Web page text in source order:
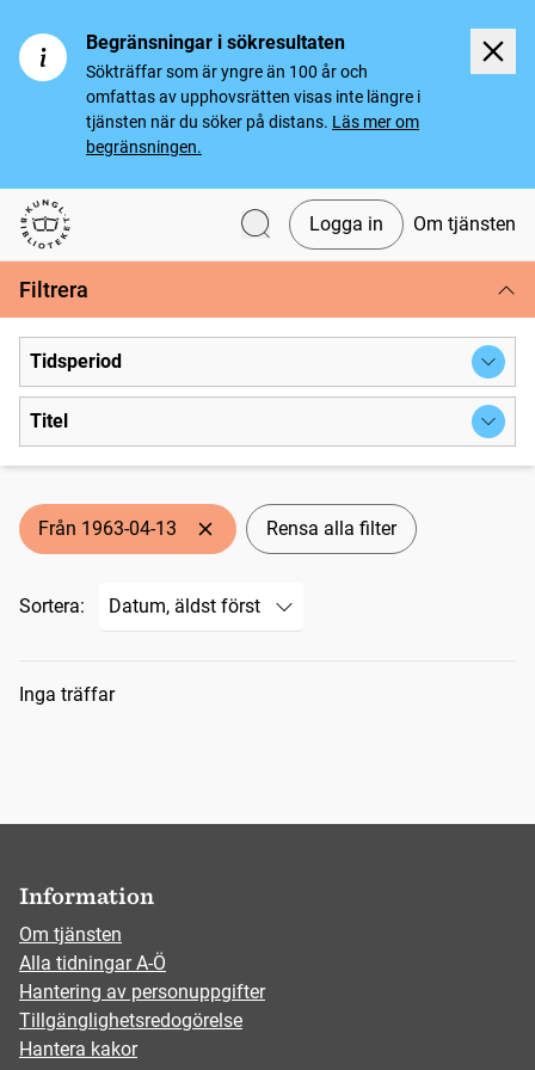
Begränsningar i sökresultaten
Sökträffar som är yngre än 100 år och
omfattas av upphovsrätten visas inte längre i
tjänsten när du söker på distans. Läs mer om
begränsningen.
Svenska tidningar
Logga in Om tjänsten
Filtrera
Tidsperiod
Titel
Från 1963-04-13 Rensa alla filter
Sortera:
Sökresultat
Inga träffar
Information
Om tjänsten
Alla tidningar A-Ö
Hantering av personuppgifter
Tillgänglighetsredogörelse
Hantera kakor